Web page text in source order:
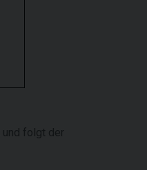
und folgt der